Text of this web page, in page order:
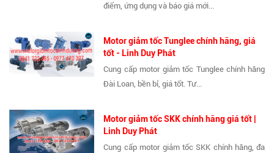
điểm, ứng dụng và báo giá mới...
Motor giảm tốc Tunglee chính hãng, giá
tốt - Linh Duy Phát
Cung cấp motor giảm tốc Tunglee chính hãng
Đài Loan, bền bỉ, giá tốt. Tư...
Motor giảm tốc SKK chính hãng giá tốt |
Linh Duy Phát
Cung cấp motor giảm tốc SKK chính hãng, đa